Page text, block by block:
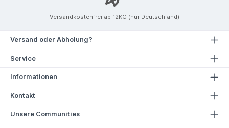
Versandkostenfrei ab 12KG (nur Deutschland)
Versand oder Abholung?
Service
Informationen
Kontakt
Unsere Communities